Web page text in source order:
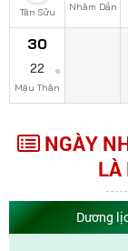
Tân Sửu Nhâm Dần
30
22
Mậu Thân
NGÀY
LÀ
Dương